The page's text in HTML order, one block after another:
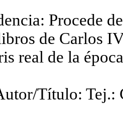
Procede
de Carlos
real de la
Título: